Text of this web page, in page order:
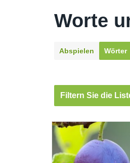
Worte
Abspielen Wörter
Filtern Sie die